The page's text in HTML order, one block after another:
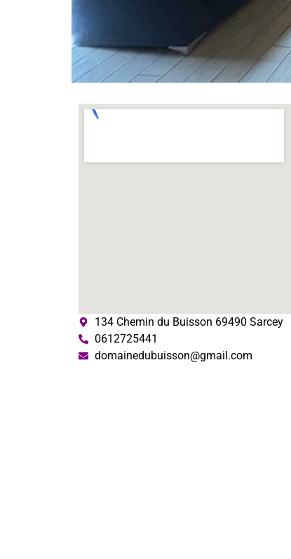
134 Chemin du Buisson 69490 Sarcey
0612725441
domainedubuisson@gmail.com